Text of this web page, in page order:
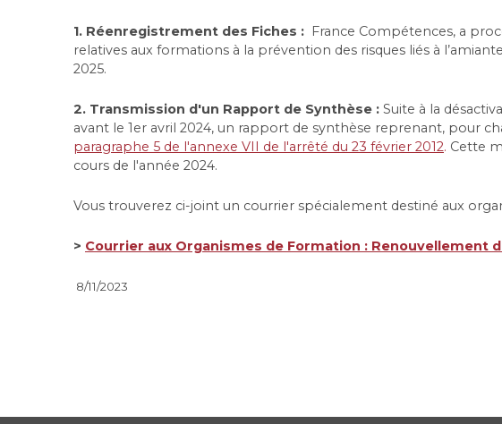
1. Réenregistrement des Fiches : France Compétences, a
relatives aux formations à la prévention des risques liés à
2025.
2. Transmission d'un Rapport de Synthèse : Suite à la
avant le 1er avril 2024, un rapport de synthèse reprenant, pour
paragraphe 5 de l'annexe VII de l'arrêté du 23 février 2012. Cette
cours de l'année 2024.
Vous trouverez ci-joint un courrier spécialement destiné aux
> Courrier aux Organismes de Formation : Renouvellement
8/11/2023